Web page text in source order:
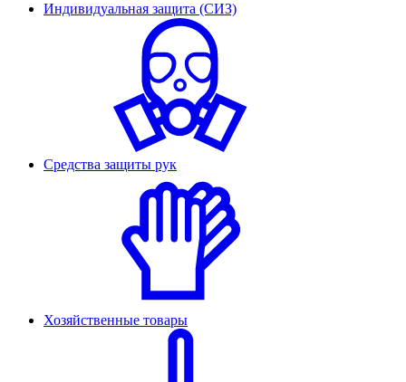
Индивидуальная защита (СИЗ)
Средства защиты рук
Хозяйственные товары